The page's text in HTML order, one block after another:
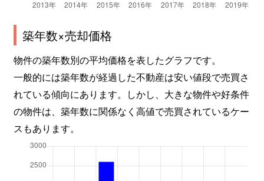
築年数×売却価格
物件の築年数別の平均価格を表したグラフです。
一般的には築年数が経過した不動産は安い値段で売買さ
れている傾向にあります。しかし、大きな物件や好条件
の物件は、築年数に関係なく高値で売買されているケー
スもあります。